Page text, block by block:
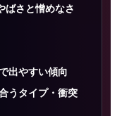
ばさと憎めなさ
出やすい傾向
うタイプ・衝突